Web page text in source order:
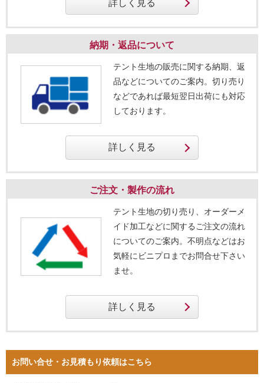
納期・返品について
テント生地の販売に関する納期、返
品などについてのご案内。切り売り
などであれば最短翌日出荷にも対応
しております。
ご注文・製作の流れ
テント生地の切り売り、オーダーメ
イド加工などに関するご注文の流れ
についてのご案内。不明点などはお
気軽にビニプロまでお問合せ下さい
ませ。
お問い合せ・お見積もり依頼はこちら